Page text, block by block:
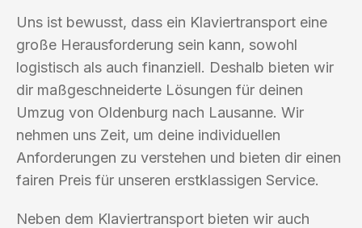
Uns ist bewusst, dass ein Klaviertransport eine
große Herausforderung sein kann, sowohl
logistisch als auch finanziell. Deshalb bieten wir
dir maßgeschneiderte Lösungen für deinen
Umzug von Oldenburg nach Lausanne. Wir
nehmen uns Zeit, um deine individuellen
Anforderungen zu verstehen und bieten dir einen
fairen Preis für unseren erstklassigen Service.
Neben dem Klaviertransport bieten wir auch